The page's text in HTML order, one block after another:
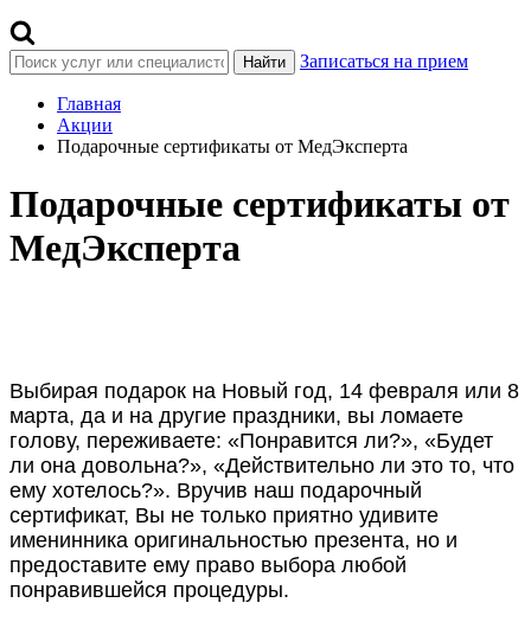
Найти Записаться на прием
Главная
Акции
Подарочные сертификаты от МедЭксперта
Подарочные сертификаты от
МедЭксперта
Выбирая подарок на Новый год, 14 февраля или 8
марта, да и на другие праздники, вы ломаете
голову, переживаете: «Понравится ли?», «Будет
ли она довольна?», «Действительно ли это то, что
ему хотелось?». Вручив наш подарочный
сертификат, Вы не только приятно удивите
именинника оригинальностью презента, но и
предоставите ему право выбора любой
понравившейся процедуры.